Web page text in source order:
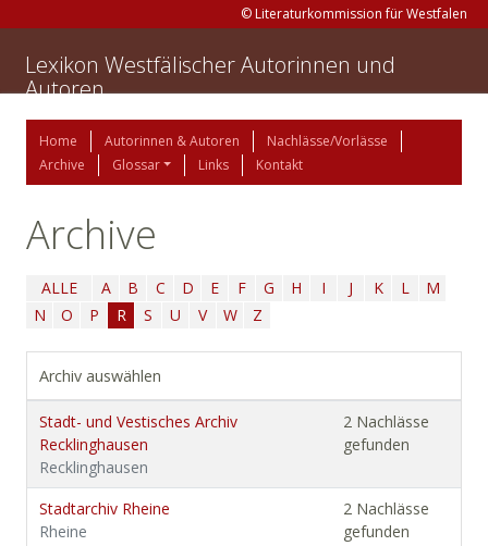
© Literaturkommission für Westfalen
Lexikon Westfälischer Autorinnen und
Autoren
Home Autorinnen & Autoren
Nachlässe/Vorlässe
Archive
Glossar Links Kontakt
Archive
ALLE A B C D E F G H I J K L
M
N
O P R S U V W Z
Archiv auswählen
Stadt- und Vestisches Archiv
Recklinghausen
Recklinghausen
2 Nachlässe
gefunden
Stadtarchiv Rheine
Rheine
2 Nachlässe
gefunden